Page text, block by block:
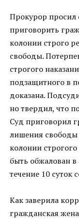
Прокурор просил
приговорить
колонии строго
свободы.
строгого
подзащитного в
доказана.
но твердил, что
Суд приговорил
лишения свободы
колонии
быть обжалован
течение 10 суток
Как заверила
гражданская